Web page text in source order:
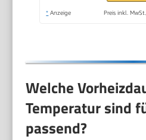
FDK261
* Anzeige Preis inkl.
Welche
Temperatur sind
passend?